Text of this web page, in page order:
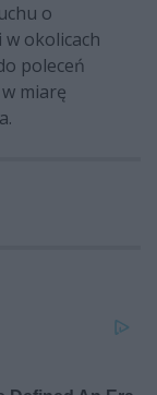
o
okolicach
poleceń
miarę